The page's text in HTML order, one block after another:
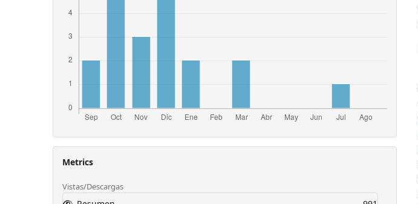
Metrics
Vistas/Descargas